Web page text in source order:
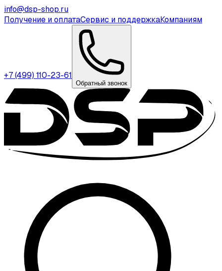
info@dsp-shop.ru
Получение и оплатаСервис и поддержкаКомпаниям
+7 (499) 110-23-61
Обратный звонок